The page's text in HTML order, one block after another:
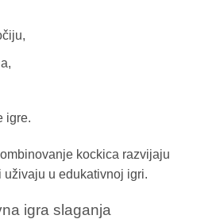
igre.
kockica razvijaju
uživaju u edukativnoj igri.
igra slaganja